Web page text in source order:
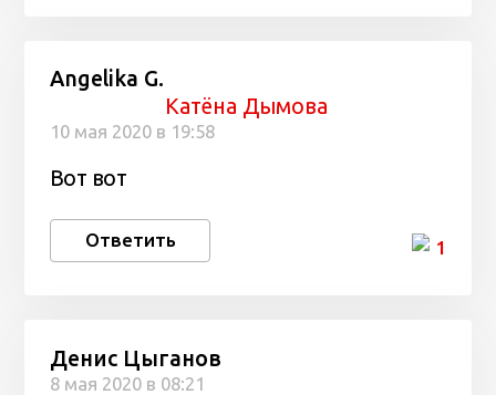
Angelika G.
Катёна Дымова
10 мая 2020 в 19:58
Вот вот
Ответить 1
Денис Цыганов
8 мая 2020 в 08:21